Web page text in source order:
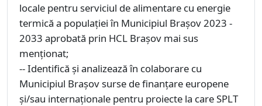
locale pentru serviciul de alimentare cu energie
termică a populației în Municipiul Brașov 2023 -
2033 aprobată prin HCL Brașov mai sus
menționat;
-- Identifică și analizează în colaborare cu
Municipiul Brașov surse de finanțare europene
și/sau internaționale pentru proiecte la care SPLT